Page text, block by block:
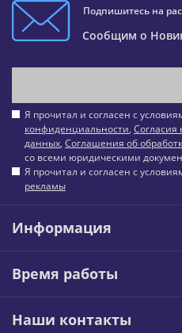
Подпишитесь на
Сообщим о
Я прочитал и согласен с
конфиденциальности, Согласия
данных, Соглашения об
со всеми юридическими
Я прочитал и согласен с
рекламы
Информация
Время работы
Наши контакты